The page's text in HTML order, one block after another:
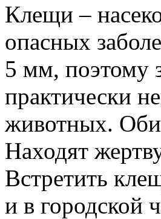
Клещи –
опасных
5 мм, поэтому
практически
животных.
Находят
Встретить
и в городской